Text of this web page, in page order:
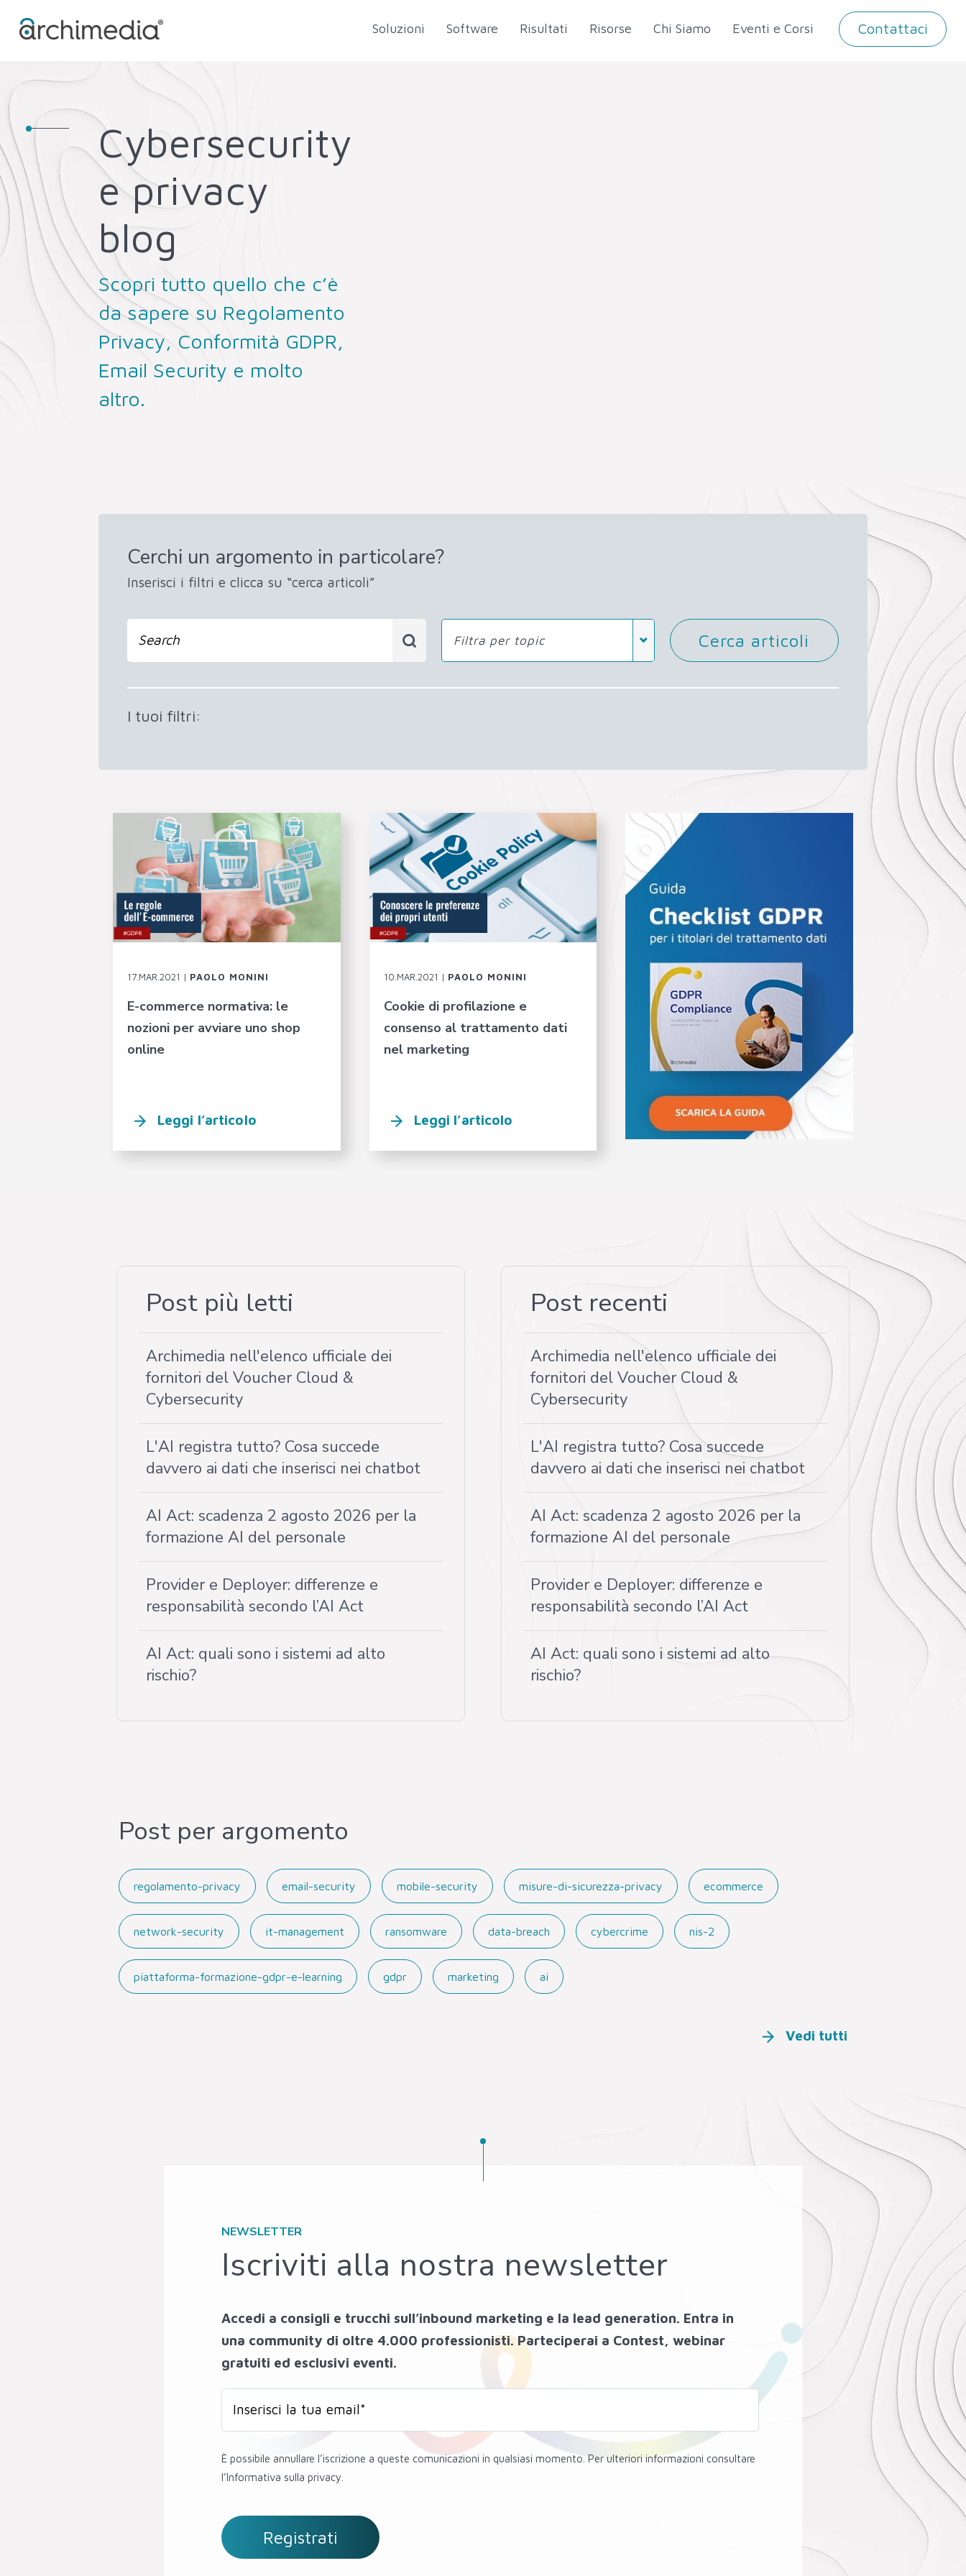
Soluzioni Software Risultati Risorse Chi Siamo Eventi e Corsi Contattaci
Cybersecurity
e privacy
blog
Scopri tutto quello che c’è
da sapere su Regolamento
Privacy, Conformità GDPR,
Email Security e molto
altro.
Cerchi un argomento in particolare?
Inserisci i filtri e clicca su “cerca articoli”
Filtra per topic Cerca articoli
I tuoi filtri:
17.MAR.2021 | PAOLO MONINI
E-commerce normativa: le
nozioni per avviare uno shop
online
Leggi l’articolo
10.MAR.2021 | PAOLO MONINI
Cookie di profilazione e
consenso al trattamento dati
nel marketing
Leggi l’articolo
Post più letti
Archimedia nell'elenco ufficiale dei
fornitori del Voucher Cloud &
Cybersecurity
L'AI registra tutto? Cosa succede
davvero ai dati che inserisci nei chatbot
AI Act: scadenza 2 agosto 2026 per la
formazione AI del personale
Provider e Deployer: differenze e
responsabilità secondo l’AI Act
AI Act: quali sono i sistemi ad alto
rischio?
Post recenti
Archimedia nell'elenco ufficiale dei
fornitori del Voucher Cloud &
Cybersecurity
L'AI registra tutto? Cosa succede
davvero ai dati che inserisci nei chatbot
AI Act: scadenza 2 agosto 2026 per la
formazione AI del personale
Provider e Deployer: differenze e
responsabilità secondo l’AI Act
AI Act: quali sono i sistemi ad alto
rischio?
Post per argomento
regolamento-privacy email-security mobile-security misure-di-sicurezza-privacy ecommerce
network-security it-management ransomware data-breach cybercrime nis-2
piattaforma-formazione-gdpr-e-learning gdpr marketing ai
Vedi tutti
NEWSLETTER
Iscriviti alla nostra newsletter
Accedi a consigli e trucchi sull’inbound marketing e la lead generation. Entra in
una community di oltre 4.000 professionisti. Parteciperai a Contest, webinar
gratuiti ed esclusivi eventi.
È possibile annullare l’iscrizione a queste comunicazioni in qualsiasi momento. Per ulteriori informazioni consultare
l’Informativa sulla privacy.